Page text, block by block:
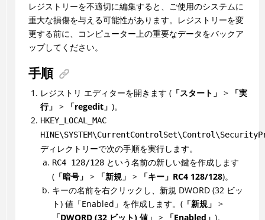
レジストリーを不適切に編集すると、ご使用のシステムに
重大な損傷を与える可能性があります。レジストリーを変
更する前に、コンピューター上の重要なデータをバックア
ップしてください。
手順
レジストリ エディターを開きます (「スタート」 >
「実
行」 > 「regedit」 )。
HKEY_LOCAL_MAC
ディレクトリーで次の手順を実行します。
RC4 128/128という名前の新しい鍵を作成します
(「暗号」 > 「新規」 > 「キー」 RC4 128/128)。
キーの名前を右クリックし、新規 DWORD (32 ビッ
ト) 値「Enabled」を作成します。(「新規」 >
「DWORD (32 ビット) 値」 > 「Enabled」 )。